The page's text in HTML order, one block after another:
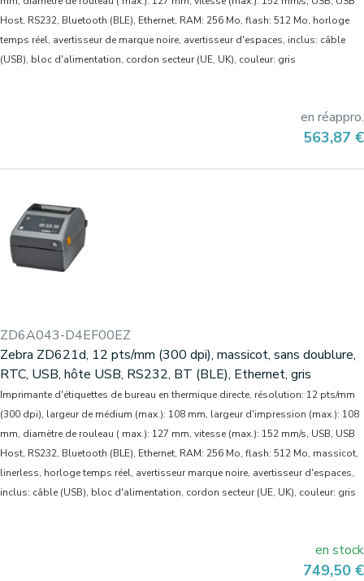
Host, RS232, Bluetooth (BLE), Ethernet, RAM: 256 Mo, flash: 512 Mo, horloge
temps réel, avertisseur de marque noire, avertisseur d'espaces, inclus: câble
(USB), bloc d'alimentation, cordon secteur (UE, UK), couleur: gris
en réappro.
Prix
563,87 €
ZD6A043-D4EF00EZ
Zebra ZD621d, 12 pts/mm (300 dpi), massicot, sans doublure,
RTC, USB, hôte USB, RS232, BT (BLE), Ethernet, gris
Imprimante d'étiquettes de bureau en thermique directe, résolution: 12 pts/mm
(300 dpi), largeur de médium (max.): 108 mm, largeur d'impression (max.): 108
mm, diamètre de rouleau ( max.): 127 mm, vitesse (max.): 152 mm/s, USB, USB
Host, RS232, Bluetooth (BLE), Ethernet, RAM: 256 Mo, flash: 512 Mo, massicot,
linerless, horloge temps réel, avertisseur marque noire, avertisseur d'espaces,
inclus: câble (USB), bloc d'alimentation, cordon secteur (UE, UK), couleur: gris
en stock
Prix
749,50 €